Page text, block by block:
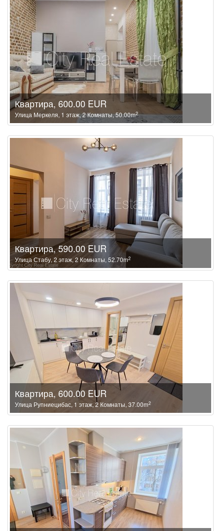
Квартира, 600.00 EUR
Улица Меркеля, 1 этаж, 2 Комнаты, 50.00m2
Квартира, 590.00 EUR
Улица Стабу, 2 этаж, 2 Комнаты, 52.70m2
Квартира, 600.00 EUR
Улица Рупниецибас, 1 этаж, 2 Комнаты, 37.00m2